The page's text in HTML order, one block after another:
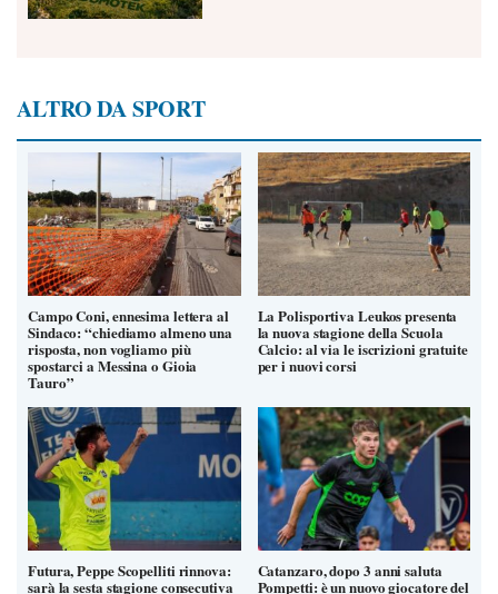
ALTRO DA SPORT
Campo Coni, ennesima lettera al
Sindaco: “chiediamo almeno una
risposta, non vogliamo più
spostarci a Messina o Gioia
Tauro”
La Polisportiva Leukos presenta
la nuova stagione della Scuola
Calcio: al via le iscrizioni gratuite
per i nuovi corsi
Futura, Peppe Scopelliti rinnova:
sarà la sesta stagione consecutiva
Catanzaro, dopo 3 anni saluta
Pompetti: è un nuovo giocatore del